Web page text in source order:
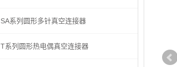
SA系列圆形多针真空连接器
T系列圆形热电偶真空连接器